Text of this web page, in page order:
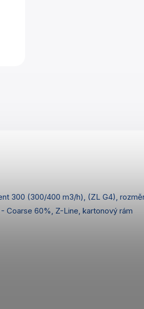
300 (300/400 m3/h), (ZL G4),
Coarse 60%, Z-Line, kartonový rám